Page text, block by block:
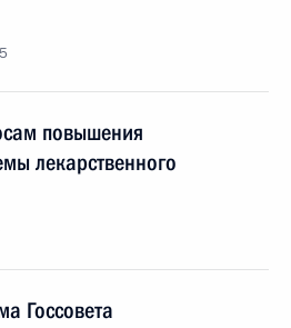
повышения
лекарственного
Госсовета